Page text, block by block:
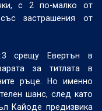
с 2 по-малко от
застрашения от
срещу Евертън в
за титлата в
ръце. Но именно
шанс, след като
Кайоде предизвика